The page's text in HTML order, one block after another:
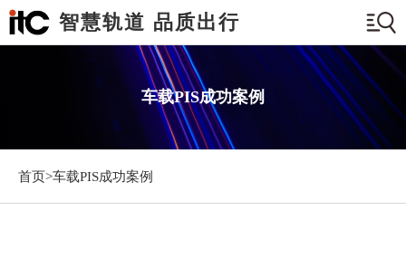
智慧轨道 品质出行
车载PIS成功案例
首页>车载PIS成功案例